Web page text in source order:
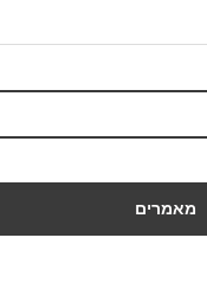
מאמרים